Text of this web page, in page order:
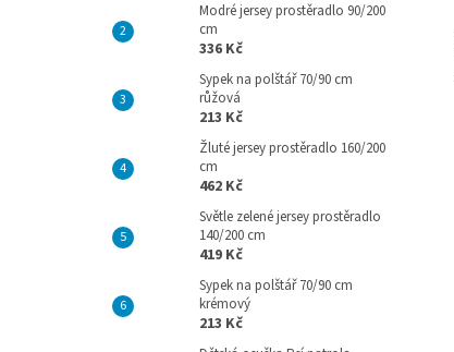
Modré jersey prostěradlo 90/200
cm
336 Kč
Sypek na polštář 70/90 cm
růžová
213 Kč
Žluté jersey prostěradlo 160/200
cm
462 Kč
Světle zelené jersey prostěradlo
140/200 cm
419 Kč
Sypek na polštář 70/90 cm
krémový
213 Kč